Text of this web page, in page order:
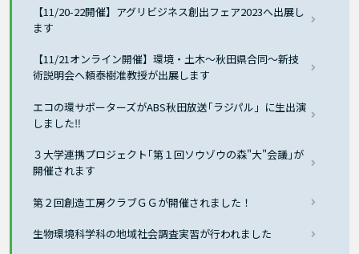
【11/20-22開催】アグリビジネス創出フェア2023へ出展し
ます
【11/21オンライン開催】環境・土木～秋田県合同～新技
術説明会へ頼泰樹准教授が出展します
エコの環サポーターズがABS秋田放送｢ラジパル」に生出演
しました‼
３大学連携プロジェクト｢第１回ソウゾウの森"大"会議｣が
開催されます
第２回創造工房クラブＧＧが開催されました！
生物環境科学科の地域社会調査実習が行われました